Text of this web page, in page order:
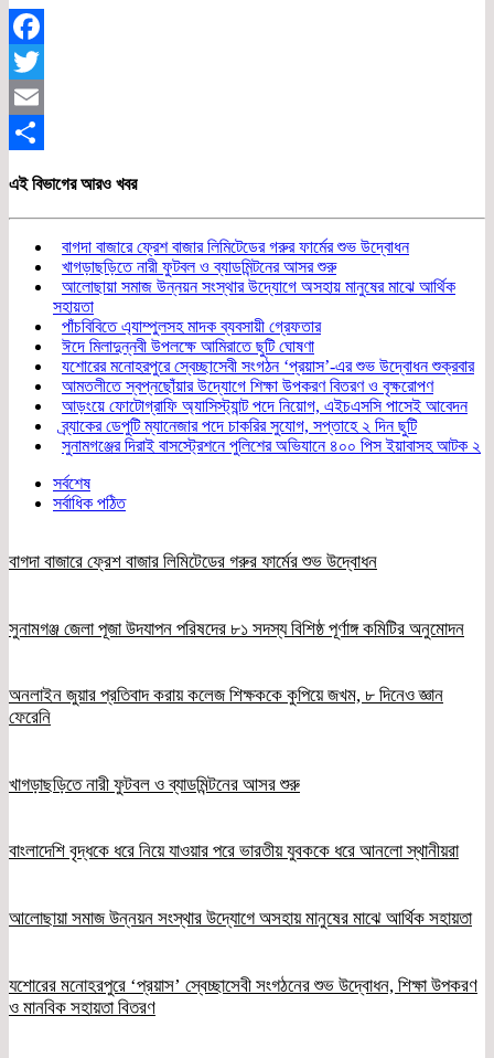
Facebook
Twitter
Email
এই বিভাগের আরও খবর
বাগদা বাজারে ফ্রেশ বাজার লিমিটেডের গরুর ফার্মের শুভ উদ্বোধন
খাগড়াছড়িতে নারী ফুটবল ও ব্যাডমিন্টনের আসর শুরু
আলোছায়া সমাজ উন্নয়ন সংস্থার উদ্যোগে অসহায় মানুষের মাঝে আর্থিক
সহায়তা
পাঁচবিবিতে এ্যাম্পুলসহ মাদক ব্যবসায়ী গ্রেফতার
ঈদে মিলাদুন্নবী উপলক্ষে আমিরাতে ছুটি ঘোষণা
যশোরের মনোহরপুরে স্বেচ্ছাসেবী সংগঠন ‘প্রয়াস’-এর শুভ উদ্বোধন শুক্রবার
আমতলীতে স্বপ্নছোঁয়ার উদ্যোগে শিক্ষা উপকরণ বিতরণ ও বৃক্ষরোপণ
আড়ংয়ে ফোটোগ্রাফি অ্যাসিস্ট্যান্ট পদে নিয়োগ, এইচএসসি পাসেই আবেদন
ব্র্যাকের ডেপুটি ম্যানেজার পদে চাকরির সুযোগ, সপ্তাহে ২ দিন ছুটি
সুনামগঞ্জের দিরাই বাসস্ট্রেশনে পুলিশের অভিযানে ৪০০ পিস ইয়াবাসহ আটক ২
সর্বশেষ
সর্বাধিক পঠিত
বাগদা বাজারে ফ্রেশ বাজার লিমিটেডের গরুর ফার্মের শুভ উদ্বোধন
সুনামগঞ্জ জেলা পূজা উদযাপন পরিষদের ৮১ সদস্য বিশিষ্ঠ পূর্ণাঙ্গ কমিটির অনুমোদন
অনলাইন জুয়ার প্রতিবাদ করায় কলেজ শিক্ষককে কুপিয়ে জখম, ৮ দিনেও জ্ঞান
ফেরেনি
খাগড়াছড়িতে নারী ফুটবল ও ব্যাডমিন্টনের আসর শুরু
বাংলাদেশি বৃদ্ধকে ধরে নিয়ে যাওয়ার পরে ভারতীয় যুবককে ধরে আনলো স্থানীয়রা
আলোছায়া সমাজ উন্নয়ন সংস্থার উদ্যোগে অসহায় মানুষের মাঝে আর্থিক সহায়তা
যশোরের মনোহরপুরে ‘প্রয়াস’ স্বেচ্ছাসেবী সংগঠনের শুভ উদ্বোধন, শিক্ষা উপকরণ
ও মানবিক সহায়তা বিতরণ